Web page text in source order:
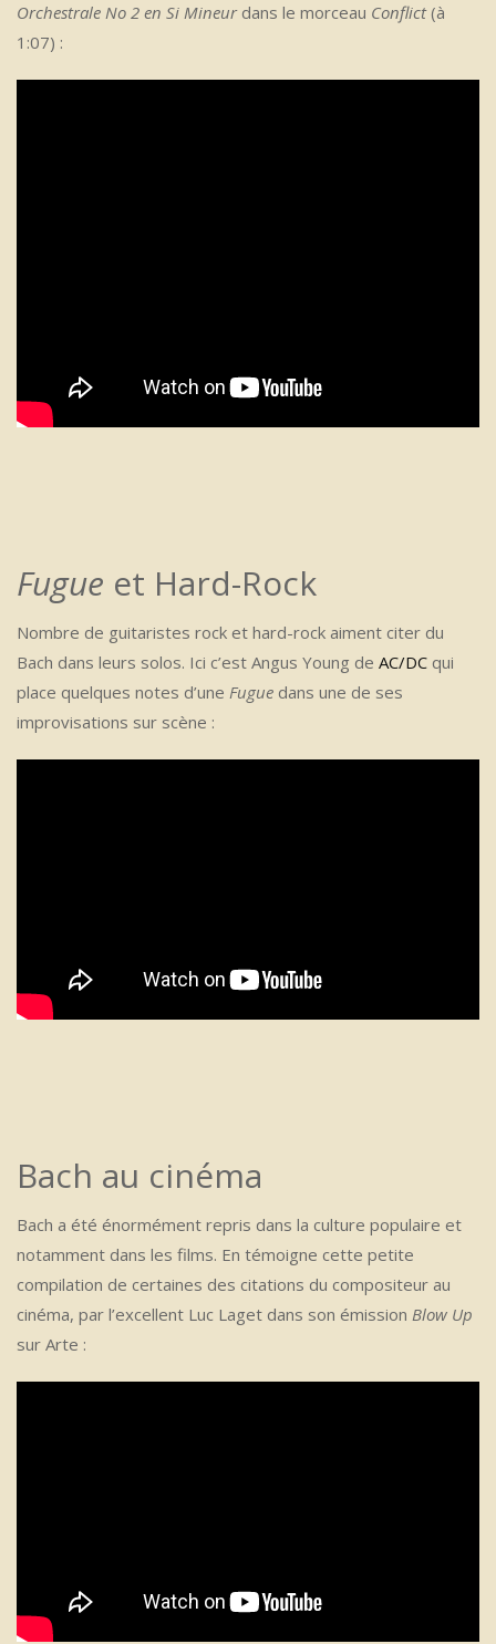
Orchestrale No 2 en Si Mineurdans le morceau Conflict(à
1:07) :
Fugue et Hard-Rock
Nombre de guitaristes rock et hard-rock aiment citer du
Bach dans leurs solos. Ici c’est Angus Young de AC/DC qui
place quelques notes d’une Fugue dans une de ses
improvisations sur scène :
Bach au cinéma
Bach a été énormément repris dans la culture populaire et
notamment dans les films. En témoigne cette petite
compilation de certaines des citations du compositeur au
cinéma, par l’excellent Luc Laget dans son émission Blow Up
sur Arte :